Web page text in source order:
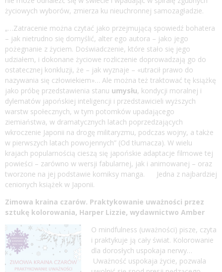
życiowych wyborów, zmierza ku nieuchronnej samozagładzie.
„…Zatracenie można czytać jako przejmującą spowiedź bohatera
– jak nietrudno się domyślić, alter ego autora – jako jego
pożegnanie z życiem. Doświadczenie, które stało się jego
udziałem, i dokonane życiowe rozliczenie doprowadzają go do
ostatecznej konkluzji, że – jak wyznaje – «utracił prawo do
nazywania się człowiekiem»… Ale można też traktować tę książkę
jako próbę przedstawienia stanu umysłu, kondycji moralnej i
dylematów japońskiej inteligencji i przedstawicieli wyższych
warstw społecznych, w tym potomków upadającego
ziemiaństwa, w dramatycznych latach poprzedzających
wkroczenie Japonii na drogę militaryzmu, podczas wojny, a także
w pierwszych latach powojennych” (Od tłumacza). W wielu
krajach popularnością cieszą się japońskie adaptacje filmowe tej
powieści – zarówno w wersji fabularnej, jak i animowanej – oraz
tworzone na jej podstawie komiksy manga. Jedna z najbardziej
cenionych książek w Japonii.
Zimowa kraina czarów. Praktykowanie uważności przez
sztukę kolorowania, Harper Lizzie, wydawnictwo Amber
O mindfulness (uważności) pisze, czyta
i praktykuje ją cały świat. Kolorowanie
dla dorosłych uspokaja nerwy…
Uważność uspokaja życie, pozwala